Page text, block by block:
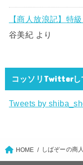
【商人放浪記】特
谷美紀 より
コッソリTwitterし
Tweets by
HOME しばぞーの商